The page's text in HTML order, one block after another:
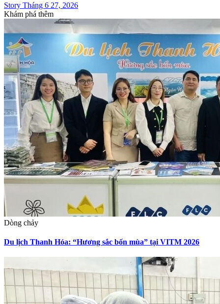
Story Tháng 6 27, 2026
Khám phá thêm
Dòng chảy
Du lịch Thanh Hóa: “Hương sắc bốn mùa” tại VITM 2026